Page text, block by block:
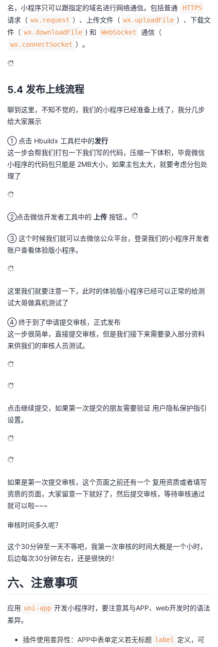
名，小程序只可以跟指定的域名进行网络通信。包括普通 HTTPS
请求（ wx.request ）、上传文件（ wx.uploadFile ）、下载文
件（ wx.downloadFile ) 和 WebSocket 通信（
wx.connectSocket ）。
5.4 发布上线流程
聊到这里，不知不觉的，我们的小程序已经准备上线了，我分几步
给大家展示
① 点击 Hbuildx 工具栏中的发行
这一步会帮我们打包一下我们写的代码，压缩一下体积，毕竟微信
小程序的代码包只能是 2MB大小，如果主包太大，就要考虑分包处
理了
②点击微信开发者工具中的 上传 按钮.。
③ 这个时候我们就可以去微信公众平台，登录我们的小程序开发者
账户查看体验版小程序。
这里我们就要注意一下，此时的体验版小程序已经可以正常的给测
试大哥做真机测试了
④ 终于到了申请提交审核，正式发布
这一步很简单，直接提交审核，但是我们接下来需要录入部分资料
来供我们的审核人员测试。
点击继续提交，如果第一次提交的朋友需要验证 用户隐私保护指引
设置。
如果是第一次提交审核，这个页面之前还有一个 复用资质或者填写
资质的页面，大家留意一下就好了，然后提交审核，等待审核通过
就可以啦~~~
审核时间多久呢？
这个30分钟至一天不等吧，我第一次审核的时间大概是一个小时，
后边每次30分钟左右，还是很快的！
六、注意事项
应用 uni-app 开发小程序时，要注意其与APP、web开发时的语法
差异。
插件使用差异性：APP中表单定义若无标题 label
定义，可